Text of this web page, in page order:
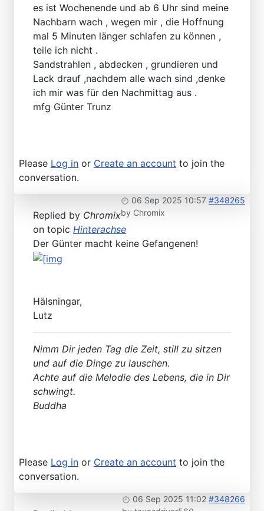
es ist Wochenende und ab 6 Uhr sind meine
Nachbarn wach , wegen mir , die Hoffnung
mal 5 Minuten länger schlafen zu können ,
teile ich nicht .
Sandstrahlen , abdecken , grundieren und
Lack drauf ,nachdem alle wach sind ,denke
ich mir was für den Nachmittag aus .
mfg Günter Trunz
Please Log in or Create an account to join the
conversation.
06 Sep 2025 10:57 #348265
by Chromix
Replied by Chromix
on topic Hinterachse
Der Günter macht keine Gefangenen!
Hälsningar,
Lutz
Nimm Dir jeden Tag die Zeit, still zu sitzen
und auf die Dinge zu lauschen.
Achte auf die Melodie des Lebens, die in Dir
schwingt.
Buddha
Please Log in or Create an account to join the
conversation.
06 Sep 2025 11:02 #348266